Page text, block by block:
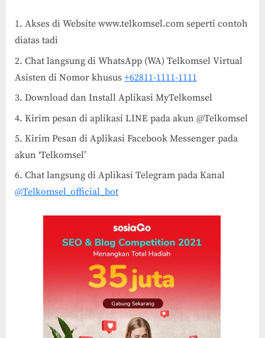
Akses di Website www.telkomsel.com seperti contoh
diatas tadi
Chat langsung di WhatsApp (WA) Telkomsel Virtual
Asisten di Nomor khusus +62811-1111-1111
Download dan Install Aplikasi MyTelkomsel
Kirim pesan di aplikasi LINE pada akun @Telkomsel
Kirim Pesan di Aplikasi Facebook Messenger pada
akun ‘Telkomsel’
Chat langsung di Aplikasi Telegram pada Kanal
@Telkomsel_official_bot